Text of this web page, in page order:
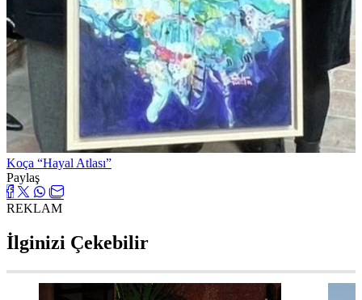
Koça “Hayal Atlası”
Paylaş
REKLAM
İlginizi Çekebilir